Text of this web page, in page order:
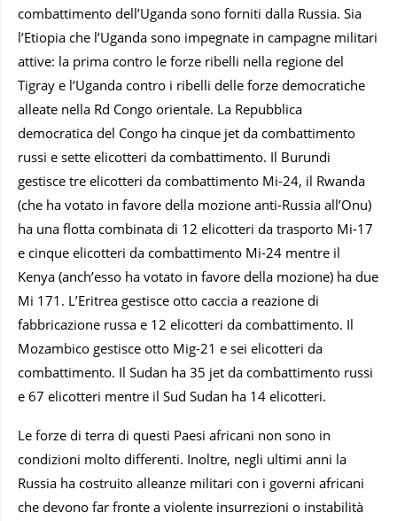
combattimento dell’Uganda sono forniti dalla Russia. Sia
l’Etiopia che l’Uganda sono impegnate in campagne militari
attive: la prima contro le forze ribelli nella regione del
Tigray e l’Uganda contro i ribelli delle forze democratiche
alleate nella Rd Congo orientale. La Repubblica
democratica del Congo ha cinque jet da combattimento
russi e sette elicotteri da combattimento. Il Burundi
gestisce tre elicotteri da combattimento Mi-24, il Rwanda
(che ha votato in favore della mozione anti-Russia all’Onu)
ha una flotta combinata di 12 elicotteri da trasporto Mi-17
e cinque elicotteri da combattimento Mi-24 mentre il
Kenya (anch’esso ha votato in favore della mozione) ha due
Mi 171. L’Eritrea gestisce otto caccia a reazione di
fabbricazione russa e 12 elicotteri da combattimento. Il
Mozambico gestisce otto Mig-21 e sei elicotteri da
combattimento. Il Sudan ha 35 jet da combattimento russi
e 67 elicotteri mentre il Sud Sudan ha 14 elicotteri.
Le forze di terra di questi Paesi africani non sono in
condizioni molto differenti. Inoltre, negli ultimi anni la
Russia ha costruito alleanze militari con i governi africani
che devono far fronte a violente insurrezioni o instabilità